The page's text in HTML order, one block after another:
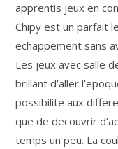
apprentis jeux en
Chipy est un parfait
echappement sans
Les jeux avec salle
brillant d’aller
possibilite aux
que de decouvrir
temps un peu. La